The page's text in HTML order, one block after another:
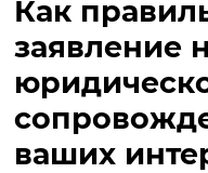
Как
заявление
ваших